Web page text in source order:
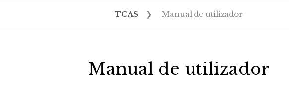
TCAS ❯ Manual de utilizador
Manual de utilizador